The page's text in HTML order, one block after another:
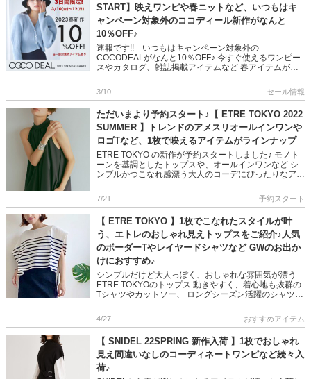
START】映えワンピや春ニットなど、いつもはキ
ャンペーン対象外のココディール新作がなんと
10％OFF♪
速報です!! いつもはキャンペーン対象外の
COCODEALがなんと10％OFF♪ 今すぐ使えるワンピー
スやカタログ、雑誌掲載アイテムなど 春アイテムが多
ーン!! 是非、 […]
3/10 セール情報
ただいまより予約スタート♪【 ETRE TOKYO 2022
SUMMER 】トレンドのアメスリオールインワンや
ロゴTなど、1枚で映えるアイテムがラインナップ
ETRE TOKYO の新作が予約スタートしました♪ モノト
ーンを基調としたトップスや、オールインワンなど シ
ンプルかつこなれ感漂う大人のコーデにぴったりなアイ
ET […]
7/21 予約スタート
【 ETRE TOKYO 】1枚でこなれたスタイルが叶
う、エトレのおしゃれ見えトップスをご紹介♪人気
のボーダーTやレイヤードシャツなど GWのお出か
けにおすすめ♪
シンプルだけど大人っぽく、おしゃれな雰囲気が漂う
ETRE TOKYOのトップス 動きやすく、着心地も抜群の
Tシャツやカットソー、 ロングシーズン活躍のシャツや
ーデに絶妙な […]
4/27 おすすめアイテム
【 SNIDEL 22SPRING 新作入荷 】1枚でおしゃれ
見え間違いなしのコーディネートワンピなど続々入
荷♪